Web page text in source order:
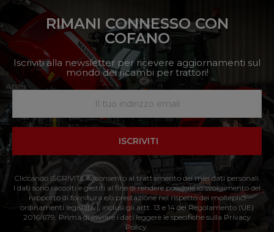
RIMANI CONNESSO CON
COFANO
Iscriviti alla newsletter per ricevere aggiornamenti sul
mondo dei ricambi per trattori!
ISCRIVITI
Cliccando ISCRIVITI: Acconsento al trattamento dei miei dati personali.
I dati sono raccolti e gestiti al fine di rendere possibile lo svolgimento del
rapporto di fornitura e/o prestazione nel rispetto dei molteplici
ordinamenti legislativi, inclusi gli artt. 13 e 14 del Regolamento (UE)
2016/679. Prima di inviare i dati leggere le specifiche sulla Privacy
Policy.